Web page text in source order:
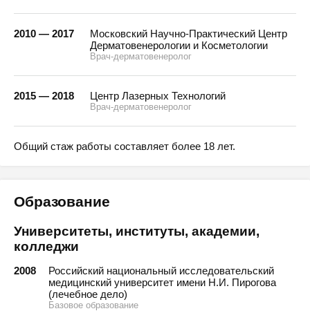
2010 — 2017
Московский Научно-Практический Центр
Дерматовенерологии и Косметологии
Врач-дерматовенеролог
2015 — 2018 Центр Лазерных Технологий
Врач-дерматовенеролог
Общий стаж работы составляет более 18 лет.
Образование
Университеты, институты, академии,
колледжи
2008
Российский национальный исследовательский
медицинский университет имени Н.И. Пирогова
(лечебное дело)
Базовое образование